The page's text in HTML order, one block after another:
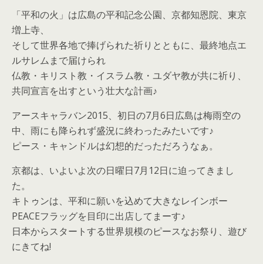
「平和の火」は広島の平和記念公園、京都知恩院、東京
増上寺、
そして世界各地で捧げられた祈りとともに、最終地点エ
ルサレムまで届けられ
仏教・キリスト教・イスラム教・ユダヤ教が共に祈り、
共同宣言を出すという壮大な計画♪
アースキャラバン2015、初日の7月6日広島は梅雨空の
中、雨にも降られず盛況に終わったみたいです♪
ピース・キャンドルは幻想的だっただろうなぁ。
京都は、いよいよ次の日曜日7月12日に迫ってきまし
た。
キトゥンは、平和に願いを込めて大きなレインボー
PEACEフラッグを目印に出店してまーす♪
日本からスタートする世界規模のピースなお祭り、遊び
にきてね!